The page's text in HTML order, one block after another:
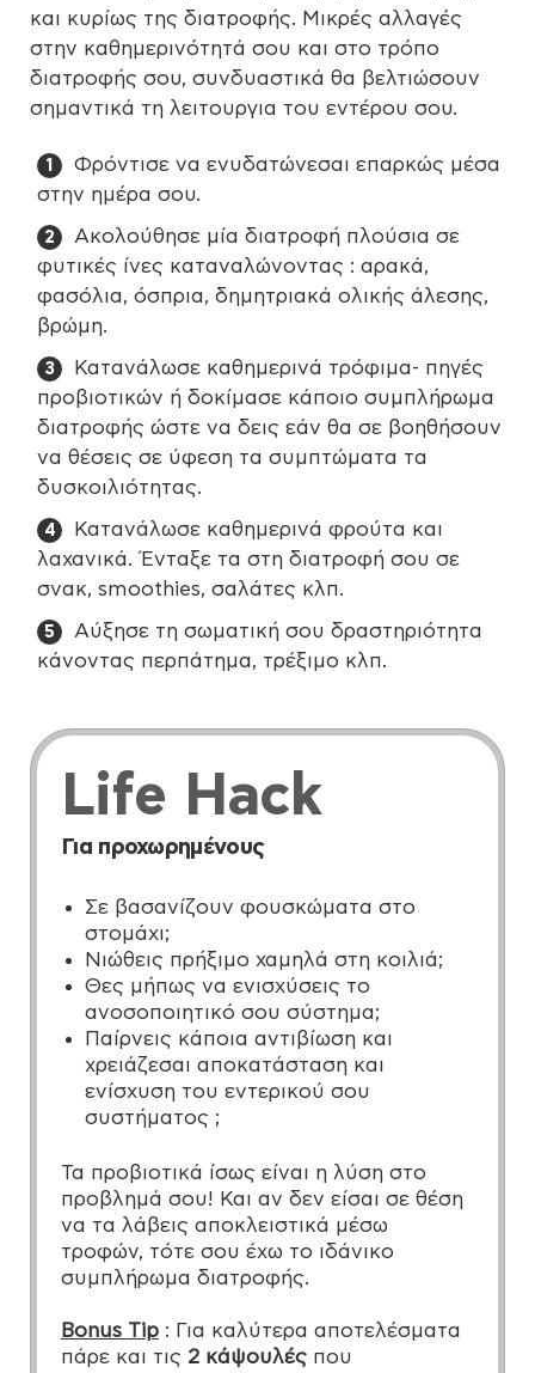
και κυρίως της διατροφής. Μικρές αλλαγές
στην καθημερινότητά σου και στο τρόπο
διατροφής σου, συνδυαστικά θα βελτιώσουν
σημαντικά τη λειτουργια του εντέρου σου.
Φρόντισε να ενυδατώνεσαι επαρκώς μέσα
στην ημέρα σου.
Ακολούθησε μία διατροφή πλούσια σε
φυτικές ίνες καταναλώνοντας : αρακά,
φασόλια, όσπρια, δημητριακά ολικής άλεσης,
βρώμη.
Κατανάλωσε καθημερινά τρόφιμα- πηγές
προβιοτικών ή δοκίμασε κάποιο συμπλήρωμα
διατροφής ώστε να δεις εάν θα σε βοηθήσουν
να θέσεις σε ύφεση τα συμπτώματα τα
δυσκοιλιότητας.
Κατανάλωσε καθημερινά φρούτα και
λαχανικά. Ένταξε τα στη διατροφή σου σε
σνακ, smoothies, σαλάτες κλπ.
Αύξησε τη σωματική σου δραστηριότητα
κάνοντας περπάτημα, τρέξιμο κλπ.
Life Hack
Για προχωρημένους
Σε βασανίζουν φουσκώματα στο
στομάχι;
Νιώθεις πρήξιμο χαμηλά στη κοιλιά;
Θες μήπως να ενισχύσεις το
ανοσοποιητικό σου σύστημα;
Παίρνεις κάποια αντιβίωση και
χρειάζεσαι αποκατάσταση και
ενίσχυση του εντερικού σου
συστήματος ;
Τα προβιοτικά ίσως είναι η λύση στο
προβλημά σου! Και αν δεν είσαι σε θέση
να τα λάβεις αποκλειστικά μέσω
τροφών, τότε σου έχω το ιδάνικο
συμπλήρωμα διατροφής.
Βonus Tip : Για καλύτερα αποτελέσματα
πάρε και τις 2 κάψουλές που